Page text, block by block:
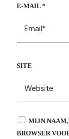
E-MAIL *
SITE
MIJN
BROWSER